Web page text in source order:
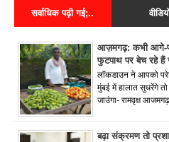
सर्वाधिक पढ़ी गई;..
आज़मगढ़: कभी आगे-
फुटपाथ पर बेच रहे हैं
लॉकडाउन ने आपको
मुंबई में हालात सुधरेंगे
जाउंगा- रामवृक्ष
बढ़ा संक्रमण तो